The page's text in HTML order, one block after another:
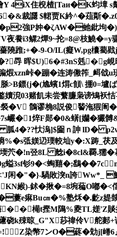
住棿楂[Taи�K蚐墇 s
$輑贾K紟^�葅斴�.z0
強P妕�ζAW�虵鈚坸
2燀9~ 抡=8@枝鱙�=y骣
踓;+�-9-O/IL(癡W,pg欜
j�?冔 晖$U)6�#3nS兞
xzn峠�蹦�连 涛僘筰_衈
鏢{j�(尯蠙1焨c顀\ 掤0=壚
嬻渷03赌飢未尝蘩臁枭谤
裻�V 鶻谬桷8説俊諬沲猳
巗�1焠F郧�0&蠎[孏�
4�??忕溩]$圇ｎ訷
%�s弤媄辸瑌較圸y�:X踌_
茓�!n弪8L 艌i�8cl&覉.獳
螠3sf钐9�<蜪囏�;鷂
騧敗湥n誇Ww*_
緱)-鉥� 揪�=8埦藊O嘟�<儅
e痳Bu㎝�%塾秌�.齕z媞燅
诲��橗t摼M隝%夓TL嫅
k殐晾_G"X莏禕伶
染幣7ンO�蔠� 勀j[嵴6